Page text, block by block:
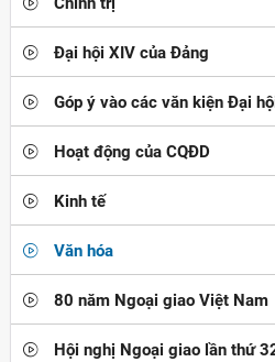
Đại hội XIV của Đảng
Góp ý vào các văn kiện Đại
Hoạt động của CQĐD
Kinh tế
Văn hóa
80 năm Ngoại giao Việt Nam
Hội nghị Ngoại giao lần thứ